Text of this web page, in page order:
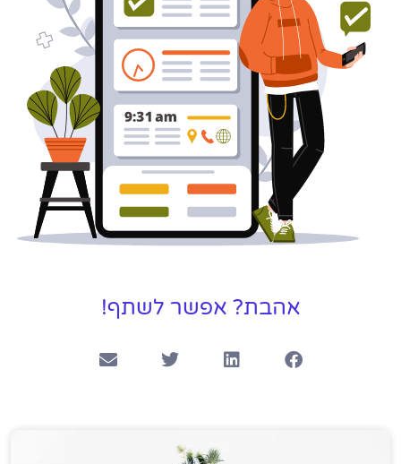
לפרטים
אהבת? אפשר לשתף!